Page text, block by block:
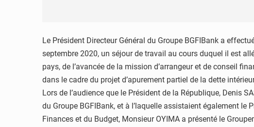
Le Président Directeur Général du Groupe BGFIBank a
septembre 2020, un séjour de travail au cours duquel il est
pays, de l’avancée de la mission d’arrangeur et de conseil
dans le cadre du projet d’apurement partiel de la dette
Lors de l’audience que le Président de la République, Denis
du Groupe BGFIBank, et à l’laquelle assistaient également le
Finances et du Budget, Monsieur OYIMA a présenté le